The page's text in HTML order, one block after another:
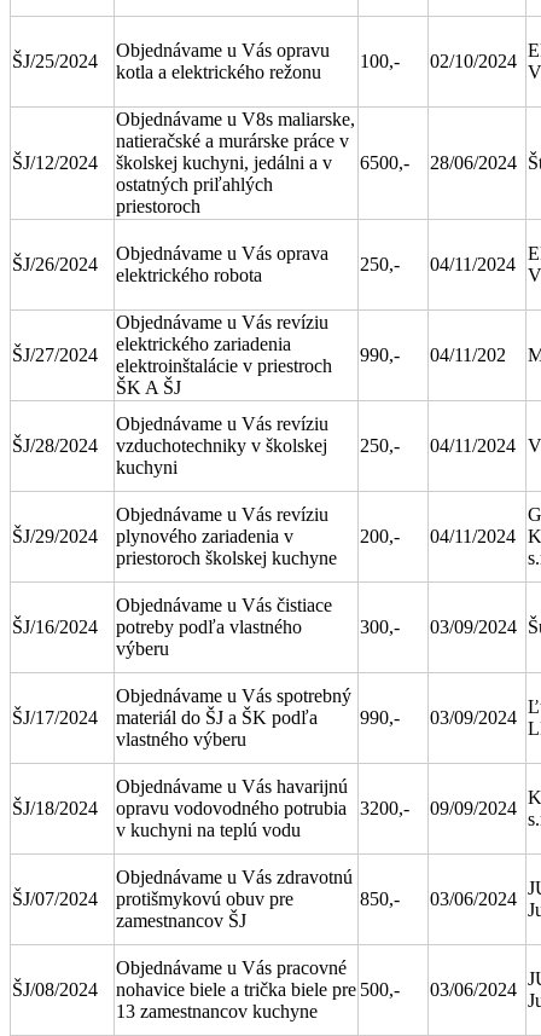
ŠJ/25/2024
Objednávame u Vás opravu
kotla a elektrického režonu
100,- 02/10/2024
ŠJ/12/2024
Objednávame u V8s maliarske,
natieračské a murárske práce v
školskej kuchyni, jedálni a v
ostatných priľahlých
priestoroch
6500,- 28/06/2024
ŠJ/26/2024
Objednávame u Vás oprava
elektrického robota
250,- 04/11/2024
ŠJ/27/2024
Objednávame u Vás revíziu
elektrického zariadenia
elektroinštalácie v priestroch
ŠK A ŠJ
990,- 04/11/202
ŠJ/28/2024
Objednávame u Vás revíziu
vzduchotechniky v školskej
kuchyni
250,- 04/11/2024
ŠJ/29/2024
Objednávame u Vás revíziu
plynového zariadenia v
priestoroch školskej kuchyne
200,- 04/11/2024
ŠJ/16/2024
Objednávame u Vás čistiace
potreby podľa vlastného
výberu
300,- 03/09/2024
ŠJ/17/2024
Objednávame u Vás spotrebný
materiál do ŠJ a ŠK podľa
vlastného výberu
990,- 03/09/2024
ŠJ/18/2024
Objednávame u Vás havarijnú
opravu vodovodného potrubia
v kuchyni na teplú vodu
3200,- 09/09/2024
ŠJ/07/2024
Objednávame u Vás zdravotnú
protišmykovú obuv pre
zamestnancov ŠJ
850,- 03/06/2024
ŠJ/08/2024
Objednávame u Vás pracovné
nohavice biele a trička biele pre
13 zamestnancov kuchyne
500,- 03/06/2024